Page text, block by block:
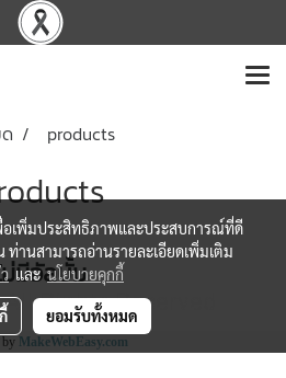
products
ม่มีอัลบั้ม
Rights Reserved
by MakeWebEasy.com
อเพิ่มประสิทธิภาพและประสบการณ์ที่ดี
ท่านสามารถอ่านรายละเอียดเพิ่มเติม
และนโยบายคุกกี้
ยอมรับทั้งหมด